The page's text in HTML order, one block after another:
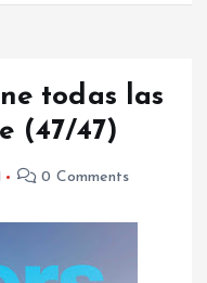
todas las
(47/47)
0 Comments